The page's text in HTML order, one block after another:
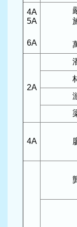
4A
5A
6A
2A
4A